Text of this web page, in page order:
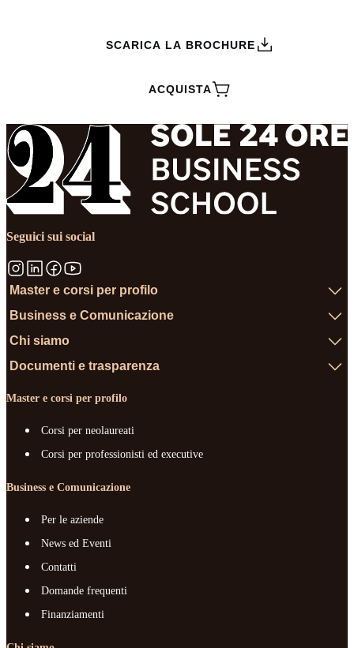
SCARICA LA BROCHURE
ACQUISTA
Seguici sui social
Master e corsi per profilo
Business e Comunicazione
Chi siamo
Documenti e trasparenza
Master e corsi per profilo
Corsi per neolaureati
Corsi per professionisti ed executive
Business e Comunicazione
Per le aziende
News ed Eventi
Contatti
Domande frequenti
Finanziamenti